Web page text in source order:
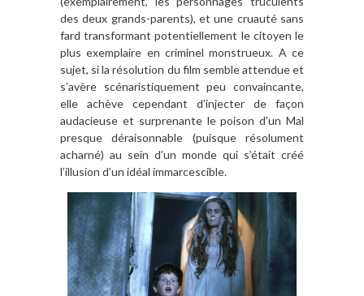
des deux grands-parents), et une cruauté sans
fard transformant potentiellement le citoyen le
plus exemplaire en criminel monstrueux. A ce
sujet, si la résolution du film semble attendue et
s’avère scénaristiquement peu convaincante,
elle achève cependant d’injecter de façon
audacieuse et surprenante le poison d’un Mal
presque déraisonnable (puisque résolument
acharné) au sein d’un monde qui s’était créé
l’illusion d’un idéal immarcescible.